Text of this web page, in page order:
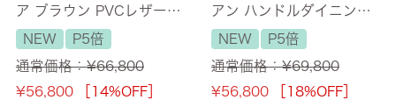
ア ブラウン PVCレザー
幅55cm 【送料無料】
NEW
P5倍
通常価格：¥66,800
¥56,800 ［14%OFF］
アン ハンドルダイニング
チェア 幅54cm 【送料無
料】
NEW
P5倍
通常価格：¥69,800
¥56,800 ［18%OFF］